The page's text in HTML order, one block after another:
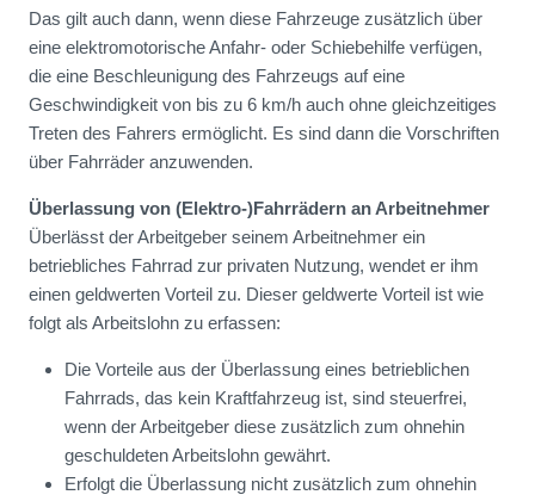
Das gilt auch dann, wenn diese Fahrzeuge zusätzlich über
eine elektromotorische Anfahr- oder Schiebehilfe verfügen,
die eine Beschleunigung des Fahrzeugs auf eine
Geschwindigkeit von bis zu 6 km/h auch ohne gleichzeitiges
Treten des Fahrers ermöglicht. Es sind dann die Vorschriften
über Fahrräder anzuwenden.
Überlassung von (Elektro-)Fahrrädern an Arbeitnehmer
Überlässt der Arbeitgeber seinem Arbeitnehmer ein
betriebliches Fahrrad zur privaten Nutzung, wendet er ihm
einen geldwerten Vorteil zu. Dieser geldwerte Vorteil ist wie
folgt als Arbeitslohn zu erfassen:
Die Vorteile aus der Überlassung eines betrieblichen
Fahrrads, das kein Kraftfahrzeug ist, sind steuerfrei,
wenn der Arbeitgeber diese zusätzlich zum ohnehin
geschuldeten Arbeitslohn gewährt.
Erfolgt die Überlassung nicht zusätzlich zum ohnehin